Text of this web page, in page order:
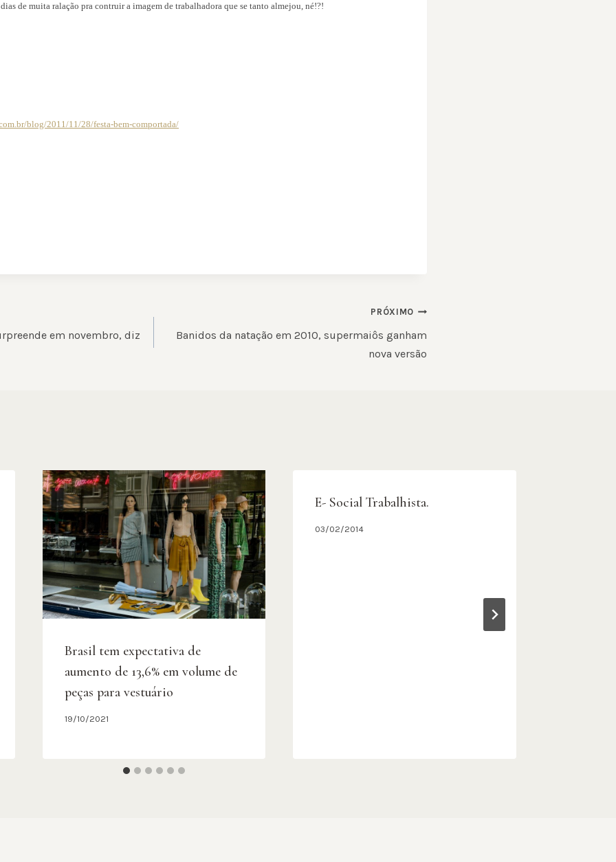
de muita ralação pra contruir a imagem de trabalhadora que se tanto almejou, né!?!
blog/2011/11/28/festa-bem-comportada/
em novembro, diz
PRÓXIMO
Banidos da natação em 2010, supermaiôs ganham
nova versão
Brasil tem expectativa de
aumento de 13,6% em volume de
peças para vestuário
19/10/2021
E- Social Trabalhista.
03/02/2014